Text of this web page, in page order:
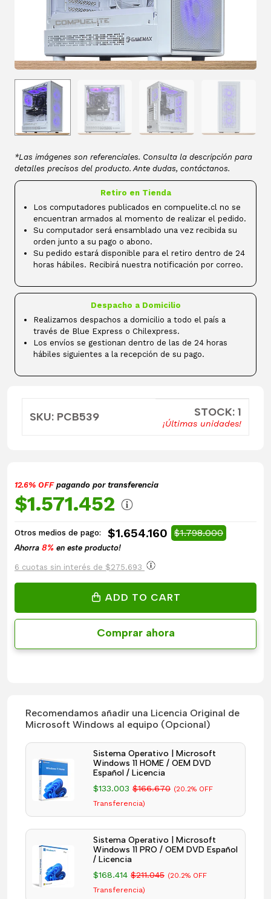
*Las imágenes son referenciales. Consulta la descripción para
detalles precisos del producto. Ante dudas, contáctanos.
Retiro en Tienda
Los computadores publicados en compuelite.cl no se
encuentran armados al momento de realizar el pedido.
Su computador será ensamblado una vez recibida su
orden junto a su pago o abono.
Su pedido estará disponible para el retiro dentro de 24
horas hábiles. Recibirá nuestra notificación por correo.
Despacho a Domicilio
Realizamos despachos a domicilio a todo el país a
través de Blue Express o Chilexpress.
Los envíos se gestionan dentro de las de 24 horas
hábiles siguientes a la recepción de su pago.
SKU: PCB539 STOCK: 1
¡Últimas unidades!
12.6% OFFpagando por transferencia
$1.571.452
Otros medios de pago: $1.654.160 $1.798.000
Ahorra 8% en este producto!
6 cuotas sin interés de $275.693
ADD TO CART
Comprar ahora
Recomendamos añadir una Licencia Original de
Microsoft Windows al equipo (Opcional)
Sistema Operativo | Microsoft
Windows 11 HOME / OEM DVD
Español / Licencia
$133.003 $166.670 (20.2% OFF
Transferencia)
Sistema Operativo | Microsoft
Windows 11 PRO / OEM DVD Español
/ Licencia
$168.414 $211.045 (20.2% OFF
Transferencia)